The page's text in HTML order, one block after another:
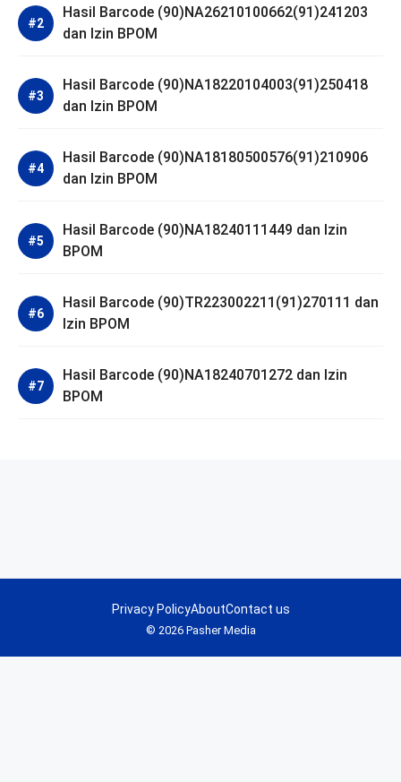
Hasil Barcode (90)NA26210100662(91)241203
dan Izin BPOM
Hasil Barcode (90)NA18220104003(91)250418
dan Izin BPOM
Hasil Barcode (90)NA18180500576(91)210906
dan Izin BPOM
Hasil Barcode (90)NA18240111449 dan Izin
BPOM
Hasil Barcode (90)TR223002211(91)270111 dan
Izin BPOM
Hasil Barcode (90)NA18240701272 dan Izin
BPOM
© 2026 Pasher Media
Privacy PolicyAboutContact us